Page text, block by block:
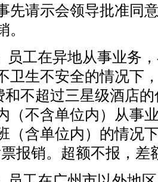
先请示会领导批准同
。
员工在异地从事业务
卫生不安全的情况下
和不超过三星级酒店
（不含单位内）从事
（含单位内）的情况
报销。超额不报，差